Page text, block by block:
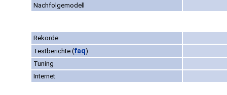
Nachfolgemodell
Rekorde
Testberichte (faq)
Tuning
Internet